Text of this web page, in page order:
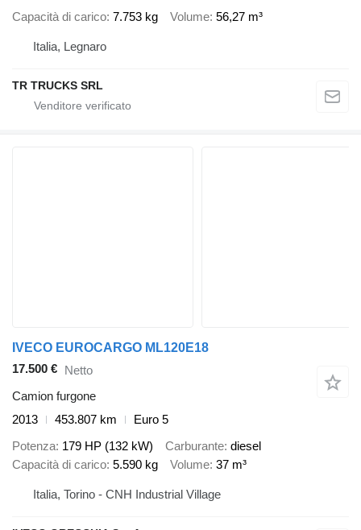
Capacità di carico 7.753 kg Volume 56,27 m³
Italia, Legnaro
TR TRUCKS SRL
IVECO EUROCARGO ML120E18
17.500 € Netto
Camion furgone
2013
453.807 km
Euro 5
Potenza 179 HP (132 kW) Carburante diesel
Capacità di carico 5.590 kg Volume 37 m³
Italia, Torino - CNH Industrial Village